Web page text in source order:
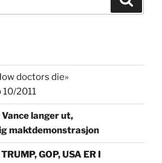
doctors die»
2011
langer ut,
maktdemonstrasjon
GOP, USA ER I